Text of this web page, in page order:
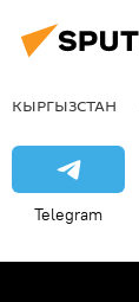
КЫРГЫЗСТАН
Telegram